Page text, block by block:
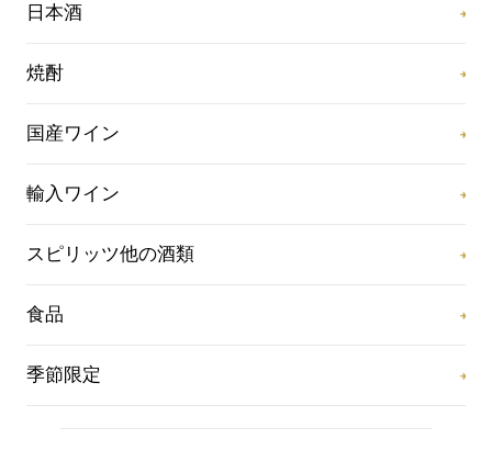
日本酒
焼酎
国産ワイン
輸入ワイン
スピリッツ他の酒類
食品
季節限定